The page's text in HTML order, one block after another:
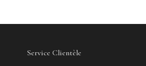
Service Clientèle